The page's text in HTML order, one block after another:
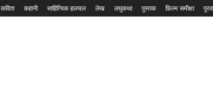
कविता कहानी साहित्यिक हलचल लेख लघुकथा पुस्तक फ़िल्म समीक्षा